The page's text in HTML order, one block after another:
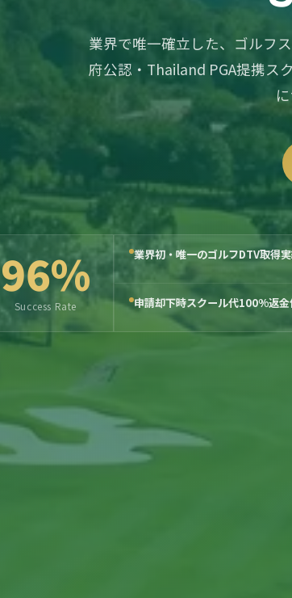
業界で唯一確立した、ゴルフ
府公認・Thailand PGA提携ス
96%
Success Rate
業界初・唯一のゴルフDTV取得
申請却下時スクール代100%返